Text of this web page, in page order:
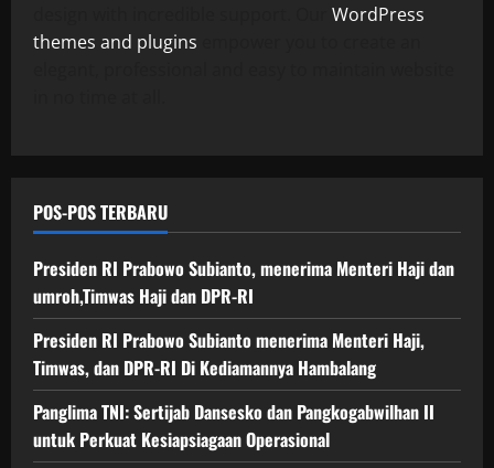
WordPress
themes and plugins
POS-POS TERBARU
Presiden RI Prabowo Subianto, menerima Menteri Haji dan
umroh,Timwas Haji dan DPR-RI
Presiden RI Prabowo Subianto menerima Menteri Haji,
Timwas, dan DPR-RI Di Kediamannya Hambalang
Panglima TNI: Sertijab Dansesko dan Pangkogabwilhan II
untuk Perkuat Kesiapsiagaan Operasional